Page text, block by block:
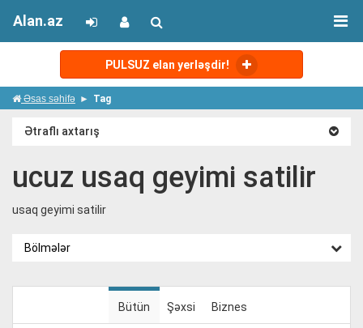
PULSUZ elan yerləşdir!
Alan.az
Əsas səhifə Tag
Ətraflı axtarış
ucuz usaq geyimi satilir
usaq geyimi satilir
Bölmələr
Bütün Şəxsi Biznes